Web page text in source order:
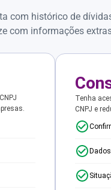
com histórico de
com informações
Tenha
CNPJ e